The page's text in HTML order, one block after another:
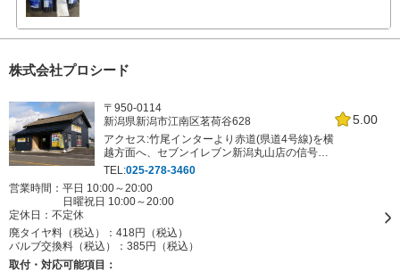
株式会社プロシード
5.00
〒950-0114
新潟県新潟市江南区茗荷谷628
アクセス:竹尾インターより赤道(県道4号線)を横
越方面へ、セブンイレブン新潟丸山店の信号交
差点を左折、交差点から約400m先の右側です。
だ右側。茗荷谷バス停の真ん前です。
TEL:025-278-3460
営業時間：平日 10:00～20:00
日曜祝日 10:00～20:00
定休日： 不定休
廃タイヤ料（税込）： 418円（税込）
バルブ交換料（税込）： 385円（税込）
取付・対応可能項目：